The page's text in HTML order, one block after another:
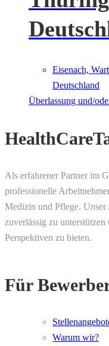
Eisenach,
Deutschland
Überlassung und/
Als erfahrener Partner im
professionelle
Medizin und Pflege. Unser
zuverlässig zu
Perspektiven zu bieten.
Für
Warum wir?